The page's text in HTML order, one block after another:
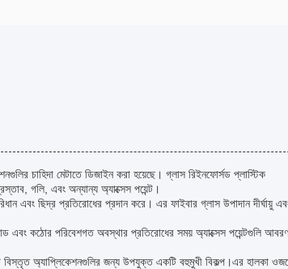
চাহিদা মেটাতে ডিজাইন করা হয়েছে। গ্লাস রিইনফোর্সড প্লাস্টিক
গলি, এবং অন্যান্য অ্যাক্সেস পয়েন্ট।
এবং ছিদ্র প্রতিরোধের প্রদান করে। এর ফাইবার গ্লাস উপাদান দীর্ঘায়ু
এবং কঠোর পরিবেশগত অবস্থার প্রতিরোধের সময় অ্যাক্সেস পয়েন্টগুলি
বিস্তৃত অ্যাপ্লিকেশনগুলির জন্য উপযুক্ত একটি বহুমুখী বিকল্প।এর হালকা